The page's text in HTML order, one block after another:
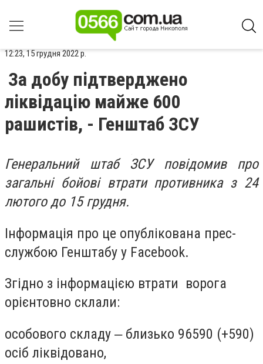
12:23, 15 грудня 2022 р.
За добу підтверджено
ліквідацію майже 600
рашистів, - Генштаб ЗСУ
Генеральний штаб ЗСУ повідомив про
загальні бойові втрати противника з 24
лютого до 15 грудня.
Інформація про це опублікована прес-
службою Генштабу у Facebook.
Згідно з інформацією втрати ворога
орієнтовно склали:
особового складу ‒ близько 96590 (+590)
осіб ліквідовано,